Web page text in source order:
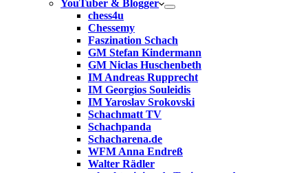
YouTuber & Blogger
chess4u
Chessemy
Faszination Schach
GM Stefan Kindermann
GM Niclas Huschenbeth
IM Andreas Rupprecht
IM Georgios Souleidis
IM Yaroslav Srokovski
Schachmatt TV
Schachpanda
Schacharena.de
WFM Anna Endreß
Walter Rädler